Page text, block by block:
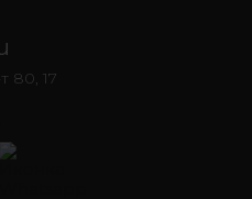
80, 17
Написать на Whatsapp